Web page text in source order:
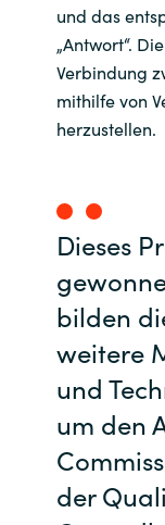
und das
„Antwort“.
Verbindung
mithilfe von
herzustellen.
Dieses
bilden
weitere
und
um den
der